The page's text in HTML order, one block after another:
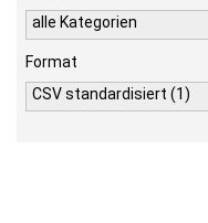
alle Kategorien
Format
CSV standardisiert (1)